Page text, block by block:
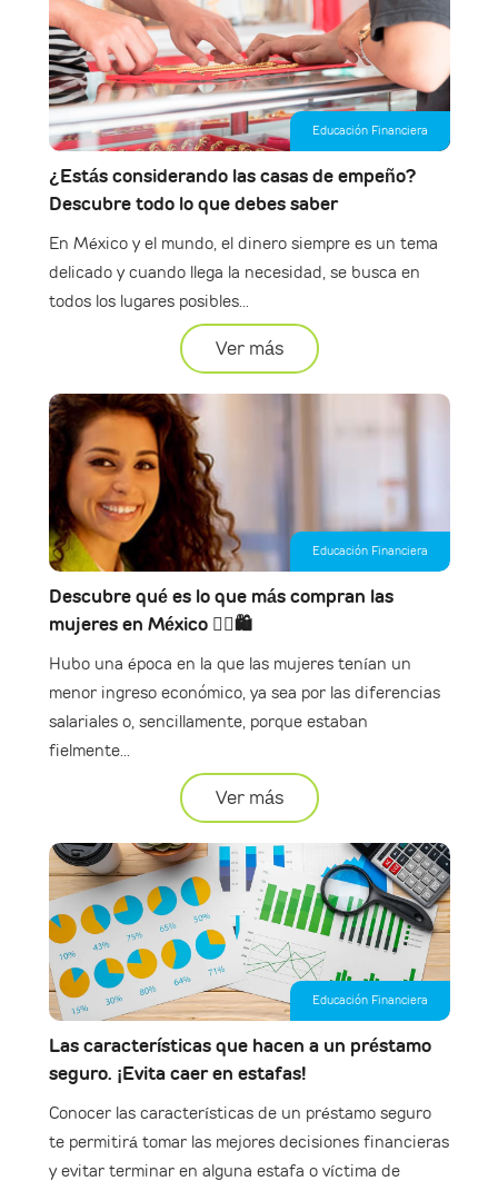
Educación Financiera
¿Estás considerando las casas de empeño?
Descubre todo lo que debes saber
En México y el mundo, el dinero siempre es un tema
delicado y cuando llega la necesidad, se busca en
todos los lugares posibles...
Ver más
Educación Financiera
Descubre qué es lo que más compran las
mujeres en México 🙋‍♀️🛍
Hubo una época en la que las mujeres tenían un
menor ingreso económico, ya sea por las diferencias
salariales o, sencillamente, porque estaban
fielmente...
Ver más
Educación Financiera
Las características que hacen a un préstamo
seguro. ¡Evita caer en estafas!
Conocer las características de un préstamo seguro
te permitirá tomar las mejores decisiones financieras
y evitar terminar en alguna estafa o víctima de